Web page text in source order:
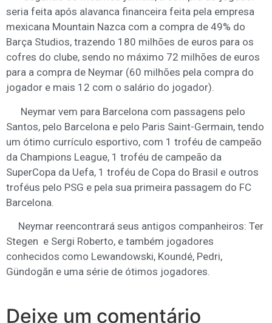
seria feita após alavanca financeira feita pela empresa
mexicana Mountain Nazca com a compra de 49% do
Barça Studios, trazendo 180 milhões de euros para os
cofres do clube, sendo no máximo 72 milhões de euros
para a compra de Neymar (60 milhões pela compra do
jogador e mais 12 com o salário do jogador).
Neymar vem para Barcelona com passagens pelo
Santos, pelo Barcelona e pelo Paris Saint-Germain, tendo
um ótimo currículo esportivo, com 1 troféu de campeão
da Champions League, 1 troféu de campeão da
SuperCopa da Uefa, 1 troféu de Copa do Brasil e outros
troféus pelo PSG e pela sua primeira passagem do FC
Barcelona.
Neymar reencontrará seus antigos companheiros: Ter
Stegen e Sergi Roberto, e também jogadores
conhecidos como Lewandowski, Koundé, Pedri,
Gündogăn e uma série de ótimos jogadores.
Deixe um comentário